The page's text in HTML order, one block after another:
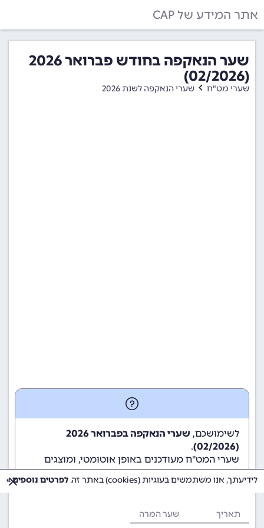
אתר המידע של CAP
שער הנאקפה בחודש פברואר 2026
(02/2026)
שערי מט"ח שערי הנאקפה לשנת 2026
לשימושכם,
שערי הנאקפה בפברואר 2026
(02/2026)
.
שערי המט"ח מעודכנים באופן אוטומטי, ומוצגים
לשימוש גולשי ומשתמשי האתר.
תאריך שער המרה
לידיעתך, אנו משתמשים בעוגיות (cookies) באתר זה. לפרטים נוספים »